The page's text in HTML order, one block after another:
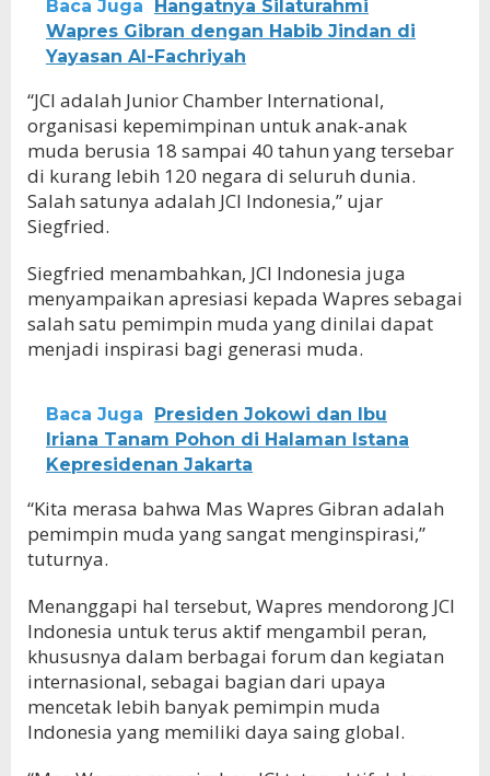
Baca Juga
Hangatnya Silaturahmi
Wapres Gibran dengan Habib Jindan di
Yayasan Al-Fachriyah
“JCI adalah Junior Chamber International,
organisasi kepemimpinan untuk anak-anak
muda berusia 18 sampai 40 tahun yang tersebar
di kurang lebih 120 negara di seluruh dunia.
Salah satunya adalah JCI Indonesia,” ujar
Siegfried.
Siegfried menambahkan, JCI Indonesia juga
menyampaikan apresiasi kepada Wapres sebagai
salah satu pemimpin muda yang dinilai dapat
menjadi inspirasi bagi generasi muda.
Baca Juga
Presiden Jokowi dan Ibu
Iriana Tanam Pohon di Halaman Istana
Kepresidenan Jakarta
“Kita merasa bahwa Mas Wapres Gibran adalah
pemimpin muda yang sangat menginspirasi,”
tuturnya.
Menanggapi hal tersebut, Wapres mendorong JCI
Indonesia untuk terus aktif mengambil peran,
khususnya dalam berbagai forum dan kegiatan
internasional, sebagai bagian dari upaya
mencetak lebih banyak pemimpin muda
Indonesia yang memiliki daya saing global.